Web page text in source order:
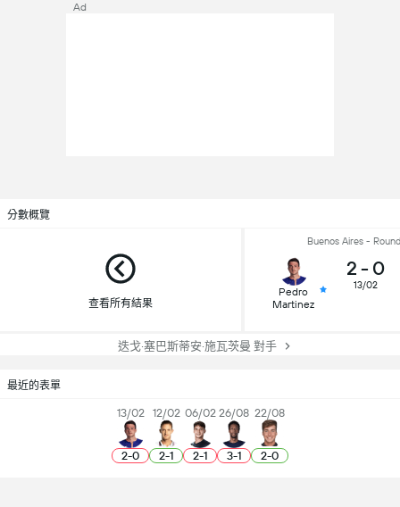
Ad
分數概覽
查看所有結果
Buenos Aires -
Pedro
Martinez
2 - 0
13/02
迭戈·塞巴斯蒂安·施瓦茨曼 對手
最近的表單
13/02
2-0
12/02
2-1
06/02
2-1
26/08
3-1
22/08
2-0